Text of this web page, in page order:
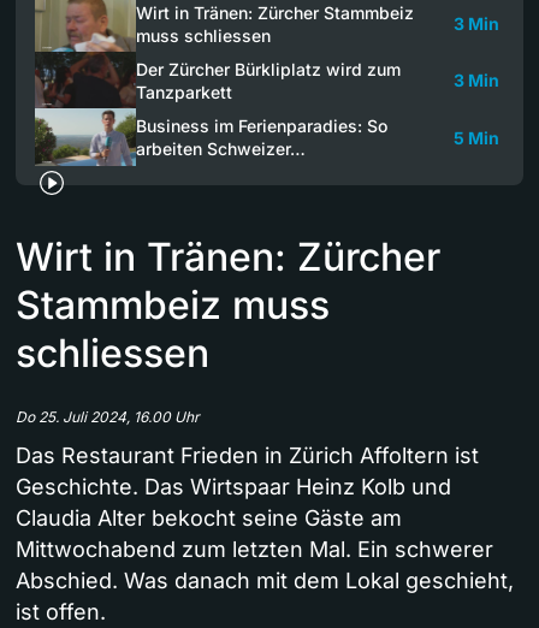
Wirt in Tränen: Zürcher Stammbeiz
muss schliessen
3 Min
Der Zürcher Bürkliplatz wird zum
Tanzparkett
3 Min
Business im Ferienparadies: So
arbeiten Schweizer…
5 Min
Wirt in Tränen: Zürcher
Stammbeiz muss
schliessen
Do 25. Juli 2024, 16.00 Uhr
Das Restaurant Frieden in Zürich Affoltern ist
Geschichte. Das Wirtspaar Heinz Kolb und
Claudia Alter bekocht seine Gäste am
Mittwochabend zum letzten Mal. Ein schwerer
Abschied. Was danach mit dem Lokal geschieht,
ist offen.